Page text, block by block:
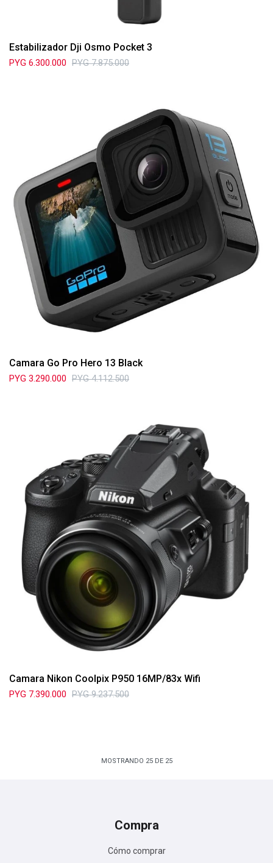
Estabilizador Dji Osmo Pocket 3
PYG 6.300.000 PYG 7.875.000
Camara Go Pro Hero 13 Black
PYG 3.290.000 PYG 4.112.500
Camara Nikon Coolpix P950 16MP/83x Wifi
PYG 7.390.000 PYG 9.237.500
MOSTRANDO 25DE 25
Compra
Cómo comprar